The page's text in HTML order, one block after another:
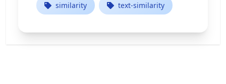
similarity text-similarity